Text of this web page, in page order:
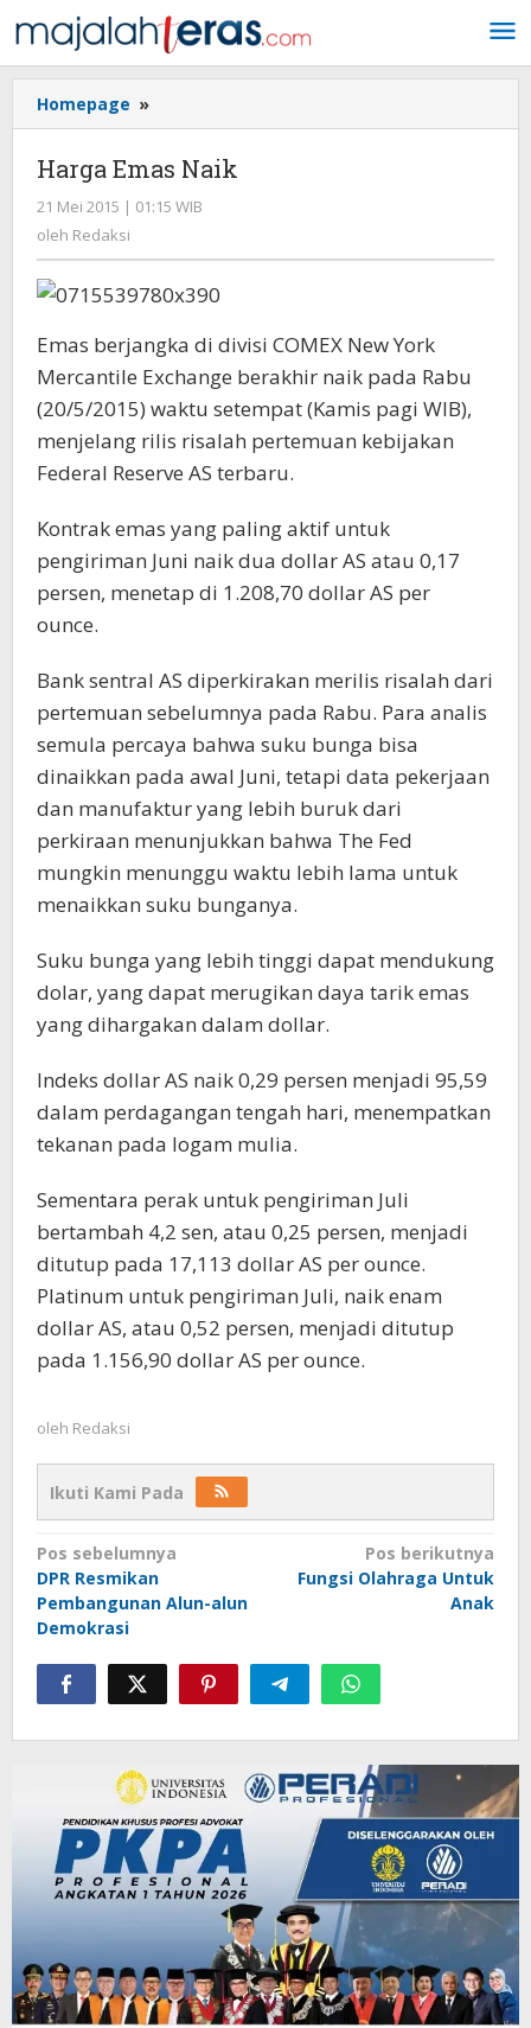
ke
konten
Homepage »
Emas
Harga Emas Naik
21 Mei 2015 | 01:15 WIB
oleh Redaksi
Emas berjangka di divisi COMEX New York
Mercantile Exchange berakhir naik pada Rabu
(20/5/2015) waktu setempat (Kamis pagi WIB),
menjelang rilis risalah pertemuan kebijakan
Federal Reserve AS terbaru.
Kontrak emas yang paling aktif untuk
pengiriman Juni naik dua dollar AS atau 0,17
persen, menetap di 1.208,70 dollar AS per
ounce.
Bank sentral AS diperkirakan merilis risalah dari
pertemuan sebelumnya pada Rabu. Para analis
semula percaya bahwa suku bunga bisa
dinaikkan pada awal Juni, tetapi data pekerjaan
dan manufaktur yang lebih buruk dari
perkiraan menunjukkan bahwa The Fed
mungkin menunggu waktu lebih lama untuk
menaikkan suku bunganya.
Suku bunga yang lebih tinggi dapat mendukung
dolar, yang dapat merugikan daya tarik emas
yang dihargakan dalam dollar.
Indeks dollar AS naik 0,29 persen menjadi 95,59
dalam perdagangan tengah hari, menempatkan
tekanan pada logam mulia.
Sementara perak untuk pengiriman Juli
bertambah 4,2 sen, atau 0,25 persen, menjadi
ditutup pada 17,113 dollar AS per ounce.
Platinum untuk pengiriman Juli, naik enam
dollar AS, atau 0,52 persen, menjadi ditutup
pada 1.156,90 dollar AS per ounce.
oleh Redaksi
Ikuti Kami Pada
Navigasi
pos
Pos sebelumnya
DPR Resmikan
Pembangunan Alun-alun
Demokrasi
Pos berikutnya
Fungsi Olahraga Untuk
Anak